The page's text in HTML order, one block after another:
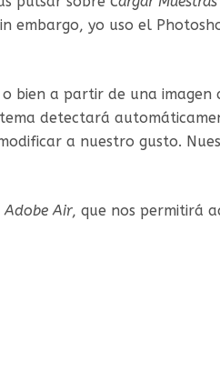
embargo, yo uso el
bien a partir de una imagen
detectará
a nuestro gusto.
Adobe Air, que nos permitirá